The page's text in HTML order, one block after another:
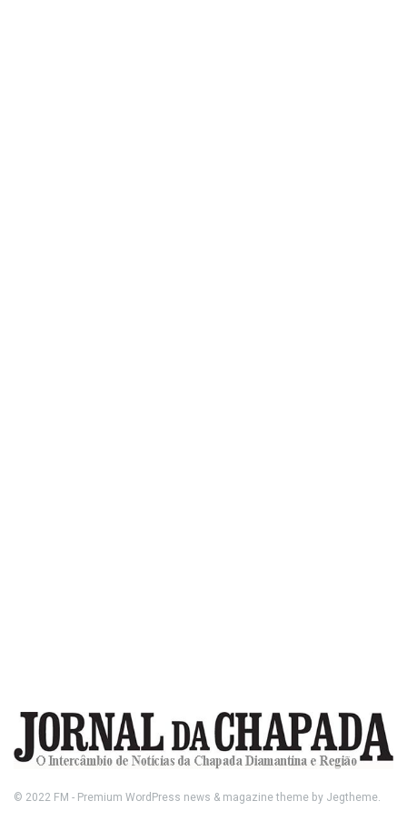
© 2022 FM - Premium WordPress news & magazine theme by Jegtheme.